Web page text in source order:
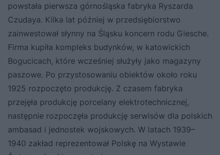
powstała pierwsza górnośląska fabryka Ryszarda
Czudaya. Kilka lat później w przedsiębiorstwo
zainwestował słynny na Śląsku koncern rodu Giesche.
Firma kupiła kompleks budynków, w katowickich
Bogucicach, które wcześniej służyły jako magazyny
paszowe. Po przystosowaniu obiektów około roku
1925 rozpoczęto produkcję. Z czasem fabryka
przejęła produkcję porcelany elektrotechnicznej,
następnie rozpoczęła produkcję serwisów dla polskich
ambasad i jednostek wojskowych. W latach 1939–
1940 zakład reprezentował Polskę na Wystawie